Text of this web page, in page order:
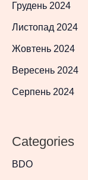
Грудень 2024
Листопад 2024
Жовтень 2024
Вересень 2024
Серпень 2024
Categories
BDO